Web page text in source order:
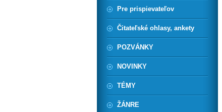
Pre prispievateľov
Čitateľské ohlasy, ankety
POZVÁNKY
NOVINKY
TÉMY
ŽÁNRE